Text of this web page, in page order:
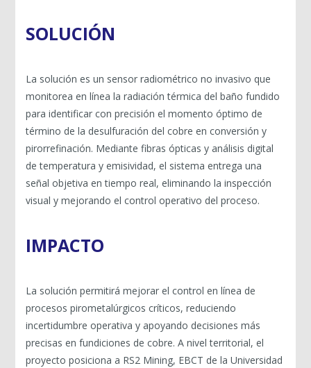
SOLUCIÓN
La solución es un sensor radiométrico no invasivo que
monitorea en línea la radiación térmica del baño fundido
para identificar con precisión el momento óptimo de
término de la desulfuración del cobre en conversión y
pirorrefinación. Mediante fibras ópticas y análisis digital
de temperatura y emisividad, el sistema entrega una
señal objetiva en tiempo real, eliminando la inspección
visual y mejorando el control operativo del proceso.
IMPACTO
La solución permitirá mejorar el control en línea de
procesos pirometalúrgicos críticos, reduciendo
incertidumbre operativa y apoyando decisiones más
precisas en fundiciones de cobre. A nivel territorial, el
proyecto posiciona a RS2 Mining, EBCT de la Universidad